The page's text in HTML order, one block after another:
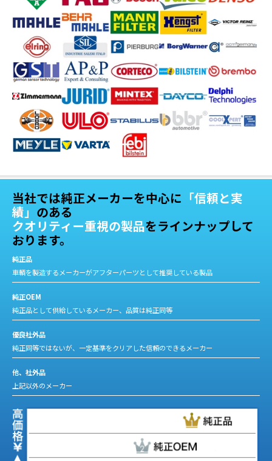
当社では純正メーカーを中心に 「信頼と実
績」 のある
クオリティー重視の製品をラインナップして
おります。
純正品
車輌を製造するメーカーがアフターパーツとして推奨している製品
純正OEM
純正品として供給しているメーカー、品質は純正同等
優良社外品
純正同等ではないが、一定基準をクリアした信頼のできるメーカー
他、社外品
上記以外のメーカー